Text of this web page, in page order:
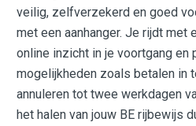
veilig, zelfverzekerd en goed
met een aanhanger. Je rijdt met
online inzicht in je voortgang
mogelijkheden zoals betalen in
annuleren tot twee werkdagen
het halen van jouw BE rijbewijs